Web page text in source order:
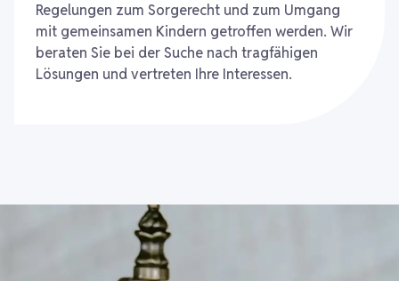
Regelungen zum Sorgerecht und zum Umgang
mit gemeinsamen Kindern getroffen werden. Wir
beraten Sie bei der Suche nach tragfähigen
Lösungen und vertreten Ihre Interessen.